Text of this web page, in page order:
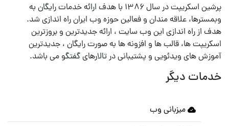
پرشین اسکریپت در سال ۱۳۸۶ با هدف ارائه خدمات رایگان به
وبمسترها، علاقه مندان و فعالین حوزه وب ایران راه اندازی شد.
هدف از راه اندازی این وب سایت ، ارائه جدیدترین و بروزترین
اسکریپت ها، قالب ها و افزونه ها به صورت رایگان ، جدیدترین
آموزش های ویدئویی و پشتیبانی در تالارهای گفتگو می باشد.
خدمات دیگر
میزبانی وب